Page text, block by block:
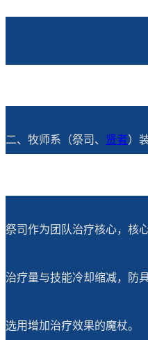
二、牧师系（祭司、 贤者）
祭司作为团队治疗核心，核
治疗量与技能冷却缩减，防
选用增加治疗效果的魔杖。